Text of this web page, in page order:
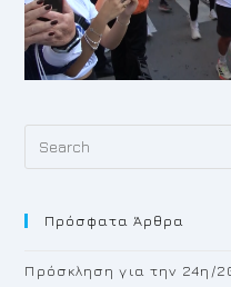
Πρόσφατα Άρθρα
Πρόσκληση για την 24η/